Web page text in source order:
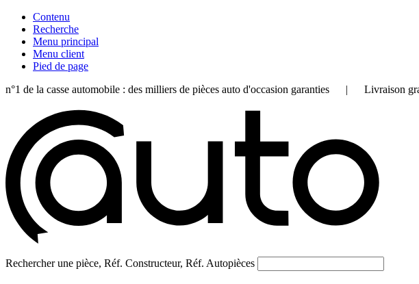
Contenu
Recherche
Menu principal
Menu client
Pied de page
n°1 de la casse automobile : des milliers de pièces auto d'occasion garanties |
Rechercher une pièce, Réf. Constructeur, Réf. Autopièces